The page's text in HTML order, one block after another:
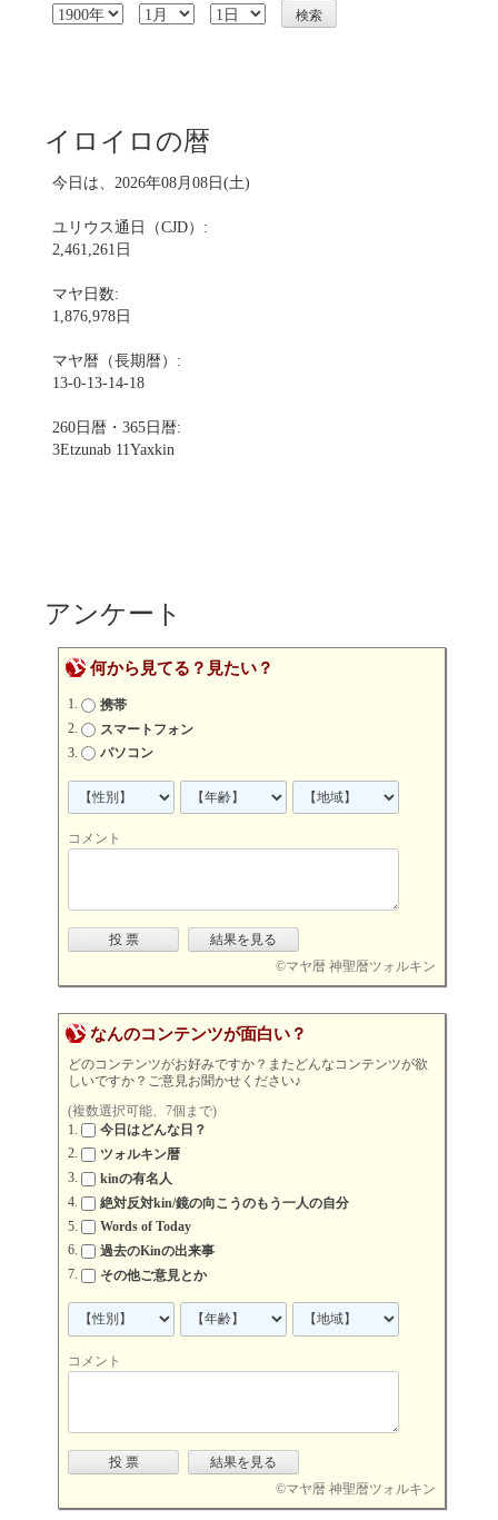
イロイロの暦
今日は、2026年08月08日(土)
ユリウス通日（CJD）:
2,461,261日
マヤ日数:
1,876,978日
マヤ暦（長期暦）:
13-0-13-14-18
260日暦・365日暦:
3Etzunab 11Yaxkin
アンケート
何から見てる？見たい？
携帯
スマートフォン
パソコン
コメント
©マヤ暦 神聖暦ツォルキン
なんのコンテンツが面白い？
どのコンテンツがお好みですか？またどんなコンテンツが欲
しいですか？ご意見お聞かせください♪
(複数選択可能、7個まで)
今日はどんな日？
ツォルキン暦
kinの有名人
絶対反対kin/鏡の向こうのもう一人の自分
Words of Today
過去のKinの出来事
その他ご意見とか
コメント
©マヤ暦 神聖暦ツォルキン